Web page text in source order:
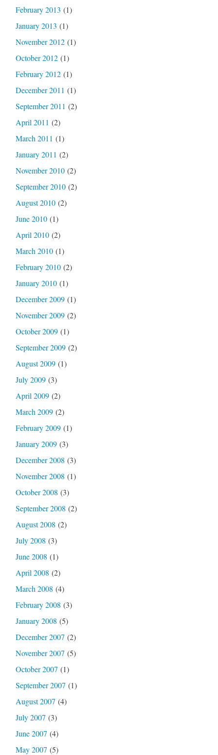
February 2013 (1)
January 2013 (1)
November 2012(1)
October 2012(1)
February 2012(1)
December 2011 (1)
September 2011 (2)
April 2011 (2)
March 2011 (1)
January 2011 (2)
November 2010(2)
September 2010(2)
August 2010(2)
June 2010(1)
April 2010(2)
March 2010(1)
February 2010(2)
January 2010(1)
December 2009(1)
November 2009(2)
October 2009(1)
September 2009(2)
August 2009(1)
July 2009(3)
April 2009(2)
March 2009(2)
February 2009(1)
January 2009(3)
December 2008 (3)
November 2008 (1)
October 2008 (3)
September 2008 (2)
August 2008 (2)
July 2008 (3)
June 2008 (1)
April 2008 (2)
March 2008 (4)
February 2008 (3)
January 2008 (5)
December 2007 (2)
November 2007 (5)
October 2007 (1)
September 2007 (1)
August 2007 (4)
July 2007 (3)
June 2007 (4)
May 2007 (5)